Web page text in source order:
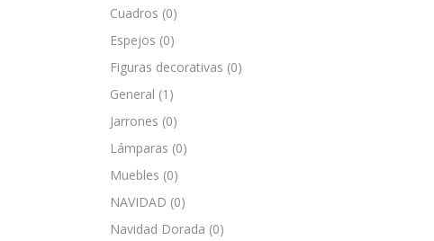
Cuadros (0)
Espejos (0)
Figuras decorativas (0)
General (1)
Jarrones (0)
Lámparas (0)
Muebles (0)
NAVIDAD (0)
Navidad Dorada (0)